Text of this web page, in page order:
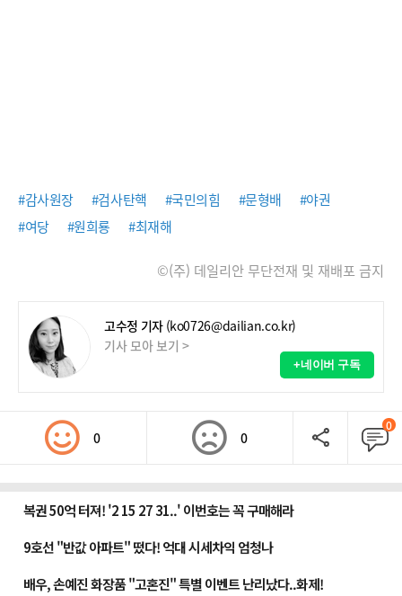
#감사원장 #검사탄핵 #국민의힘 #문형배
#야권
#여당
#원희룡 #최재해
©(주) 데일리안 무단전재 및 재배포 금지
고수정 기자 (ko0726@dailian.co.kr)
기사 모아 보기 >
+네이버 구독
0 0
0